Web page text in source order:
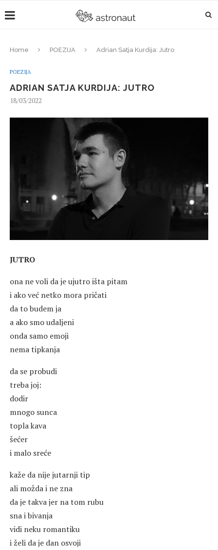
Home POEZIJA Adrian Satja Kurdija: Jutro
POEZIJA
ADRIAN SATJA KURDIJA: JUTRO
18/03/2022
JUTRO
ona ne voli da je ujutro išta pitam
i ako već netko mora pričati
da to budem ja
a ako smo udaljeni
onda samo emoji
nema tipkanja
da se probudi
treba joj:
dodir
mnogo sunca
topla kava
šećer
i malo sreće
kaže da nije jutarnji tip
ali možda i ne zna
da je takva jer na tom rubu
sna i bivanja
vidi neku romantiku
i želi da je dan osvoji